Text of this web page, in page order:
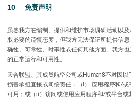
10. 免责声明
虽然我方在编制、提供和维护市场调研活动以
取必要的谨慎态度，但我方无法保证所提供信
确性、可靠性、时事性或任何其他方面。我方
的正常运行和可用性。
天合联盟、其成员航空公司或Human8不对因
损害承担直接或间接责任：（i） 应用程序和/或
可用；或（ii）访问或使用应用程序和/或平台